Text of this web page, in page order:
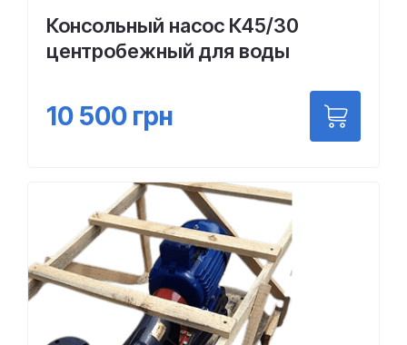
Консольный насос К45/30
центробежный для воды
10 500 грн